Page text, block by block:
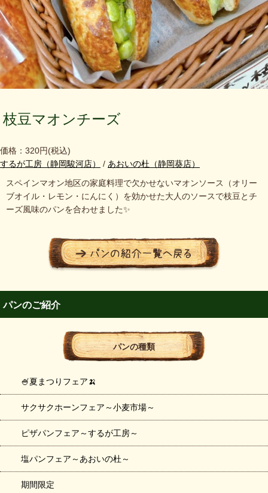
枝豆マオンチーズ
価格：320円(税込)
するが工房（静岡駿河店）
/ あおいの杜（静岡葵店）
スペインマオン地区の家庭料理で欠かせないマオンソース（オリー
ブオイル・レモン・にんにく）を効かせた大人のソースで枝豆とチ
ーズ風味のパンを合わせました✨
パンのご紹介
パンの種類
🍧夏まつりフェア🍌
サクサクホーンフェア～小麦市場～
ピザパンフェア～するが工房～
塩パンフェア～あおいの杜～
期間限定